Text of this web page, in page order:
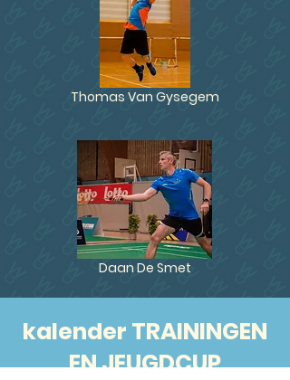
Thomas Van Gysegem
Daan De Smet
kalender TRAININGEN
EN JEUGDCUP